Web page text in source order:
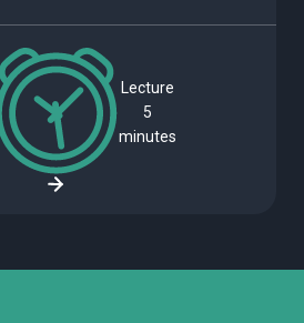
Lecture
5
minutes